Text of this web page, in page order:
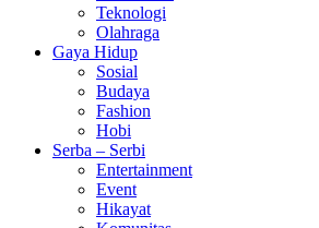
Teknologi
Olahraga
Gaya Hidup
Sosial
Budaya
Fashion
Hobi
Serba – Serbi
Entertainment
Event
Hikayat